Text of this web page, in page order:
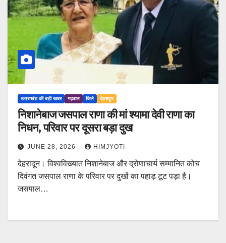
उत्तराखंड की बड़ी खबर गढ़वाल जिले देहरादून
निशानेबाज जसपाल राणा की मां श्यामा देवी राणा का
निधन, परिवार पर दूसरा बड़ा दुख
JUNE 28, 2026 HIMJYOTI
देहरादून। विश्वविख्यात निशानेबाज और द्रोणाचार्य सम्मानित कोच
दिवंगत जसपाल राणा के परिवार पर दुखों का पहाड़ टूट पड़ा है।
जसपाल…